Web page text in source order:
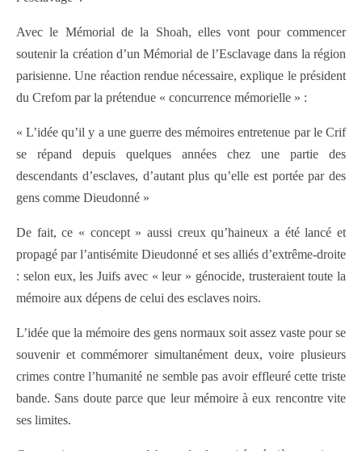
Avec le Mémorial de la Shoah, elles vont pour commencer
soutenir la création d’un Mémorial de l’Esclavage dans la région
parisienne. Une réaction rendue nécessaire, explique le président
du Crefom par la prétendue « concurrence mémorielle » :
« L’idée qu’il y a une guerre des mémoires entretenue par le Crif
se répand depuis quelques années chez une partie des
descendants d’esclaves, d’autant plus qu’elle est portée par des
gens comme Dieudonné »
De fait, ce « concept » aussi creux qu’haineux a été lancé et
propagé par l’antisémite Dieudonné et ses alliés d’extrême-droite
: selon eux, les Juifs avec « leur » génocide, trusteraient toute la
mémoire aux dépens de celui des esclaves noirs.
L’idée que la mémoire des gens normaux soit assez vaste pour se
souvenir et commémorer simultanément deux, voire plusieurs
crimes contre l’humanité ne semble pas avoir effleuré cette triste
bande. Sans doute parce que leur mémoire à eux rencontre vite
ses limites.